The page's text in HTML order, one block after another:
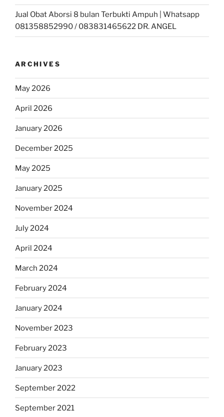
Jual Obat Aborsi 8 bulan Terbukti Ampuh | Whatsapp
081358852990 / 083831465622 DR. ANGEL
ARCHIVES
May 2026
April 2026
January 2026
December 2025
May 2025
January 2025
November 2024
July 2024
April 2024
March 2024
February 2024
January 2024
November 2023
February 2023
January 2023
September 2022
September 2021